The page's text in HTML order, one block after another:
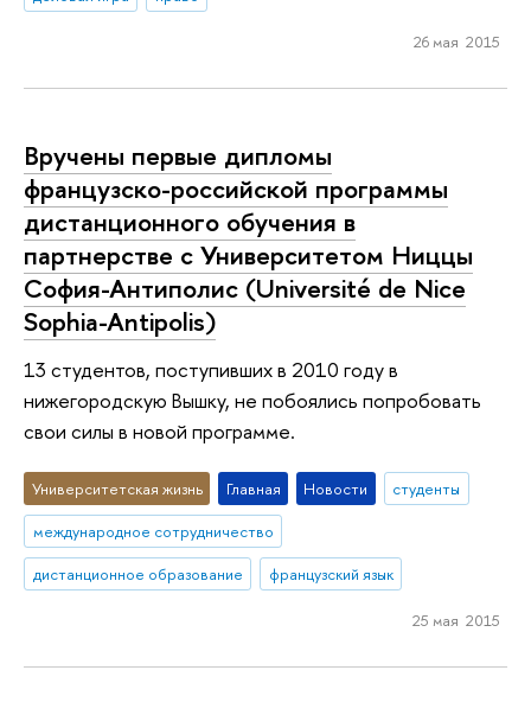
26 мая 2015
Вручены первые дипломы
французско-российской программы
дистанционного обучения в
партнерстве с Университетом Ниццы
София-Антиполис (Université de Nice
Sophia-Antipolis)
13 студентов, поступивших в 2010 году в
нижегородскую Вышку, не побоялись попробовать
свои силы в новой программе.
Университетская жизнь Главная Новости
студенты
международное сотрудничество
дистанционное образование
французский язык
25 мая 2015